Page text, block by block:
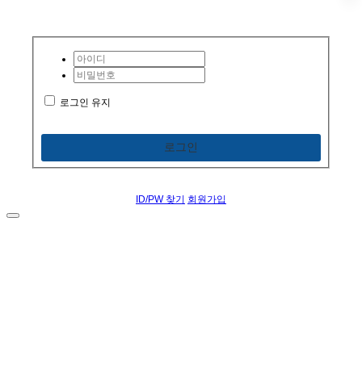
로그인 유지
로그인
ID/PW 찾기 회원가입